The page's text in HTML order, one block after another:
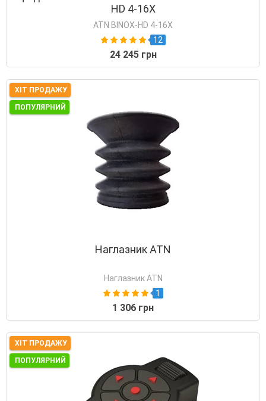
HD 4-16X
ATN BINOX-HD 4-16X
12
24 245 грн
ХІТ ПРОДАЖУ
ПОПУЛЯРНИЙ
Наглазник ATN
Наглазник ATN
1
1 306 грн
ХІТ ПРОДАЖУ
ПОПУЛЯРНИЙ